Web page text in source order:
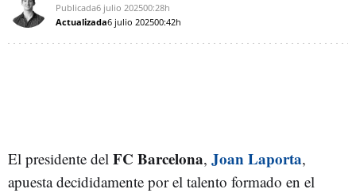
Publicada6 julio 202500:28h
Actualizada6 julio 202500:42h
El presidente del FC Barcelona, Joan Laporta,
apuesta decididamente por el talento formado en el